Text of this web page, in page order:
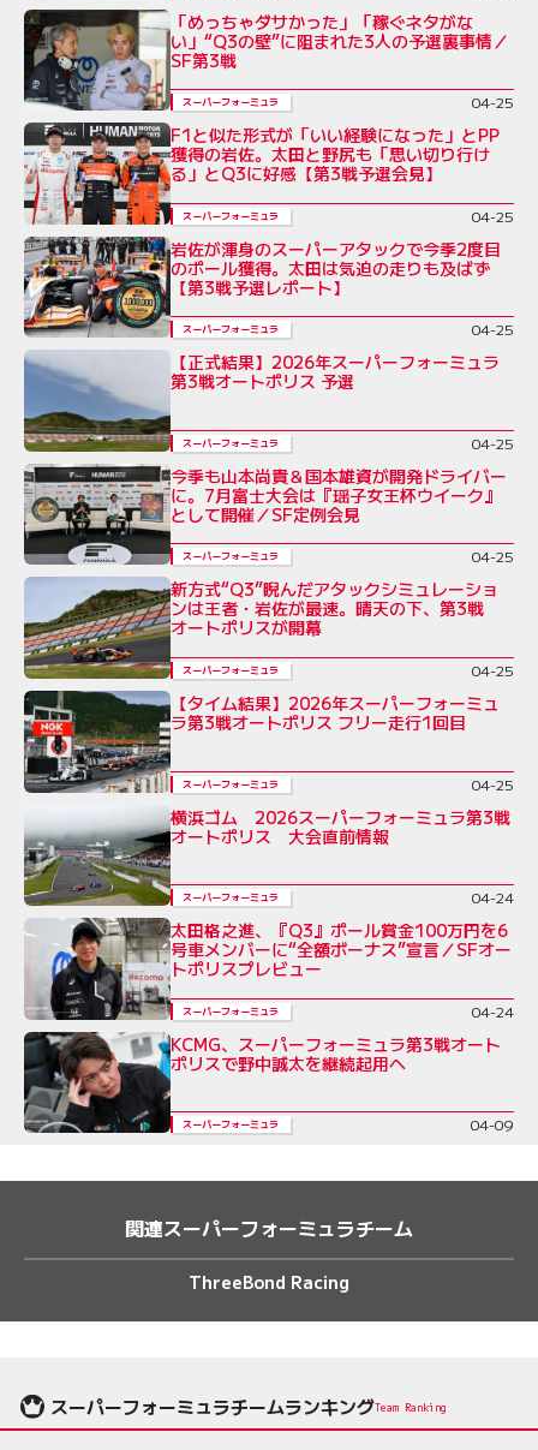
「めっちゃダサかった」「稼ぐネタがな
い」“Q3の壁”に阻まれた3人の予選裏事情／
SF第3戦
スーパーフォーミュラ 04-25
F1と似た形式が「いい経験になった」とPP
獲得の岩佐。太田と野尻も「思い切り行け
る」とQ3に好感【第3戦予選会見】
スーパーフォーミュラ 04-25
岩佐が渾身のスーパーアタックで今季2度目
のポール獲得。太田は気迫の走りも及ばず
【第3戦予選レポート】
スーパーフォーミュラ 04-25
【正式結果】2026年スーパーフォーミュラ
第3戦オートポリス 予選
スーパーフォーミュラ 04-25
今季も山本尚貴＆国本雄資が開発ドライバー
に。7月富士大会は『瑶子女王杯ウイーク』
として開催／SF定例会見
スーパーフォーミュラ 04-25
新方式“Q3”睨んだアタックシミュレーショ
ンは王者・岩佐が最速。晴天の下、第3戦
オートポリスが開幕
スーパーフォーミュラ 04-25
【タイム結果】2026年スーパーフォーミュ
ラ第3戦オートポリス フリー走行1回目
スーパーフォーミュラ 04-25
横浜ゴム 2026スーパーフォーミュラ第3戦
オートポリス 大会直前情報
スーパーフォーミュラ 04-24
太田格之進、『Q3』ポール賞金100万円を6
号車メンバーに“全額ボーナス”宣言／SFオー
トポリスプレビュー
スーパーフォーミュラ 04-24
KCMG、スーパーフォーミュラ第3戦オート
ポリスで野中誠太を継続起用へ
スーパーフォーミュラ 04-09
関連スーパーフォーミュラチーム
ThreeBond Racing
スーパーフォーミュラチームランキングTeam Ranking